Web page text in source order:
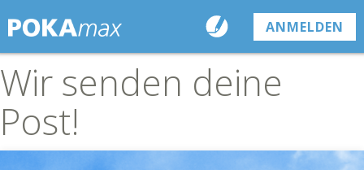
ANMELDEN
Wir senden deine
Post!